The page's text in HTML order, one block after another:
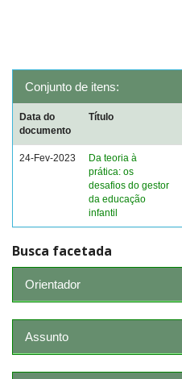
Conjunto de itens:
Data do
documento
Título
24-Fev-2023
Da teoria à
prática: os
desafios do gestor
da educação
infantil
Busca facetada
Orientador
Assunto